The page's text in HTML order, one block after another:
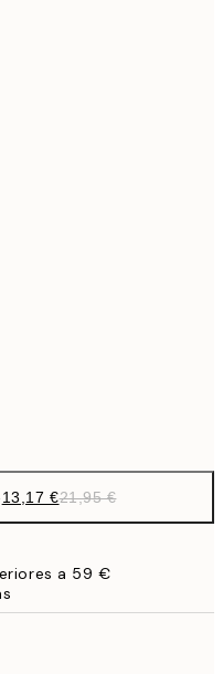
13,17 €21,95 €
a 59 €